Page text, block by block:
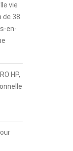
vie
de 38
en-
HP,